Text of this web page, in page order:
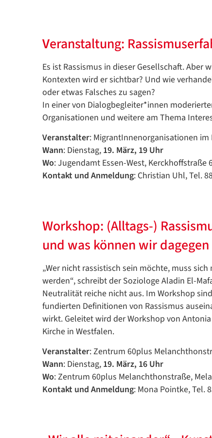
Veranstaltung:
Es ist Rassismus in dieser Gesellschaft.
Kontexten wird er sichtbar? Und wie
oder etwas Falsches zu sagen?
In einer von Dialogbegleiter*innen
Organisationen und weitere am Thema
Veranstalter: MigrantInnenorganisationen im
Wann: Dienstag, 19. März, 19 Uhr
Wo: Jugendamt Essen-West, Kerckhoffstraße
Kontakt und Anmeldung: Christian Uhl, Tel.
Workshop: (Alltags-)
und was können wir
„Wer nicht rassistisch sein möchte, muss
werden“, schreibt der Soziologe Aladin El-
Neutralität reiche nicht aus. Im Workshop
fundierten Definitionen von Rassismus
wirkt. Geleitet wird der Workshop von
Kirche in Westfalen.
Veranstalter: Zentrum 60plus
Wann: Dienstag, 19. März, 16 Uhr
Wo: Zentrum 60plus Melanchthonstraße,
Kontakt und Anmeldung: Mona Pointke, Tel.